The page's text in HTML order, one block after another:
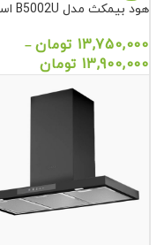
هود بیمکث مدل B5002U استیل
13,750,000 تومان –
13,900,000 تومان